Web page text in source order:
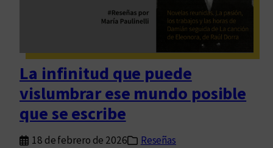
La infinitud que puede
vislumbrar ese mundo posible
que se escribe
18 de febrero de 2026
Reseñas